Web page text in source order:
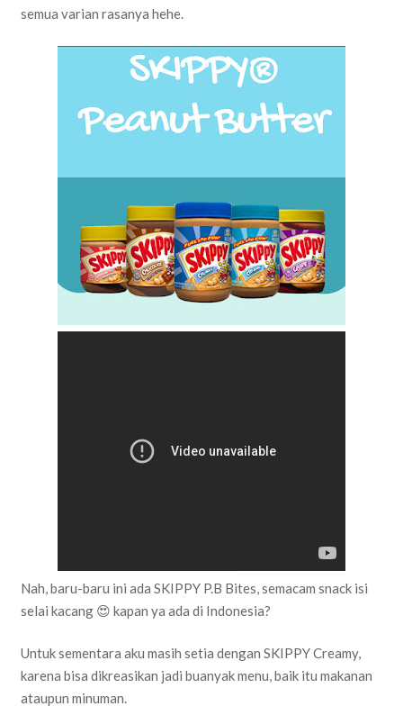
semua varian rasanya hehe.
Nah, baru-baru ini ada SKIPPY P.B Bites, semacam snack isi
selai kacang 😍 kapan ya ada di Indonesia?
Untuk sementara aku masih setia dengan SKIPPY Creamy,
karena bisa dikreasikan jadi buanyak menu, baik itu makanan
ataupun minuman.